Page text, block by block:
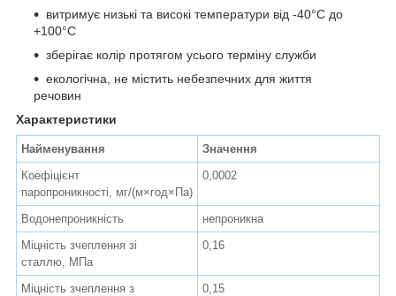
витримує низькі та високі температури від -40°С до
+100°С
зберігає колір протягом усього терміну служби
екологічна, не містить небезпечних для життя
речовин
Характеристики
Найменування
Значення
Коефіцієнт
паропроникності, мг/(м×год×Па)
0,0002
Водонепроникність
непроникна
Міцність зчеплення зі
сталлю, МПа
0,16
Міцність зчеплення з
0,15